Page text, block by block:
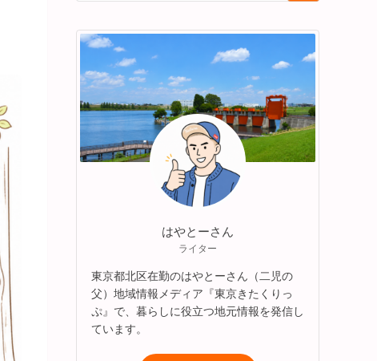
はやとーさん
ライター
東京都北区在勤のはやとーさん（二児の
父）地域情報メディア『東京きたくりっ
ぷ』で、暮らしに役立つ地元情報を発信し
ています。